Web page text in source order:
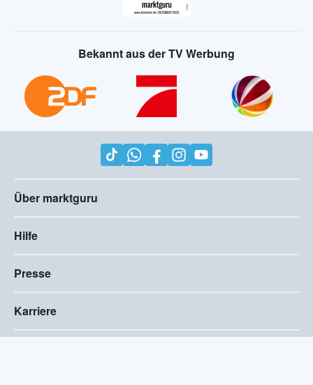
Bekannt aus der TV Werbung
Über marktguru
Hilfe
Presse
Karriere